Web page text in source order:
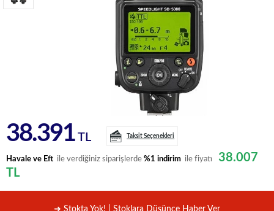
38.391 TL Taksit Seçenekleri
Havale ve Eft ile verdiğiniz siparişlerde %1 indirim ile fiyatı
38.007
TL
➜ Stokta Yok! | Stoklara Düşünce Haber Ver